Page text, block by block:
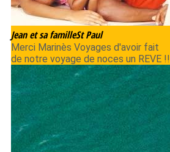
Jean et sa familleSt Paul
Merci Marinès Voyages d'avoir fait
de notre voyage de noces un REVE !!